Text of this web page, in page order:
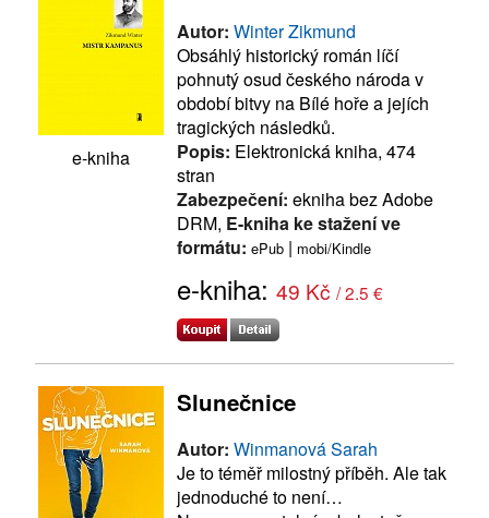
e-kniha
Autor: Winter Zikmund
Obsáhlý historický román líčí
pohnutý osud českého národa v
období bitvy na Bílé hoře a jejích
tragických následků.
Popis: Elektronická kniha, 474
stran
Zabezpečení: ekniha bez Adobe
DRM, E-kniha ke stažení ve
formátu: ePub | mobi/Kindle
e-kniha: 49 Kč / 2.5 €
Slunečnice
Autor: Winmanová Sarah
Je to téměř milostný příběh. Ale tak
jednoduché to není…